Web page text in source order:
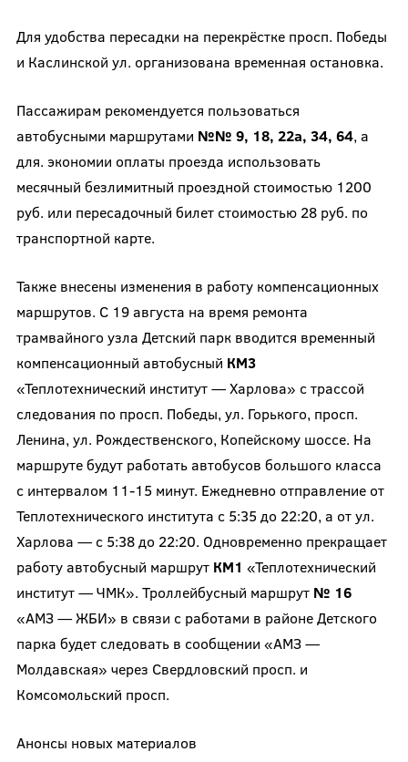
Для удобства пересадки на перекрёстке просп. Победы
и Каслинской ул. организована временная остановка.
Пассажирам рекомендуется пользоваться
автобусными маршрутами №№ 9, 18, 22а, 34, 64, а
для. экономии оплаты проезда использовать
месячный безлимитный проездной стоимостью 1200
руб. или пересадочный билет стоимостью 28 руб. по
транспортной карте.
Также внесены изменения в работу компенсационных
маршрутов. С 19 августа на время ремонта
трамвайного узла Детский парк вводится временный
компенсационный автобусный КМ3
«Теплотехнический институт — Харлова» с трассой
следования по просп. Победы, ул. Горького, просп.
Ленина, ул. Рождественского, Копейскому шоссе. На
маршруте будут работать автобусов большого класса
с интервалом 11-15 минут. Ежедневно отправление от
Теплотехнического института с 5:35 до 22:20, а от ул.
Харлова — с 5:38 до 22:20. Одновременно прекращает
работу автобусный маршрут КМ1 «Теплотехнический
институт — ЧМК». Троллейбусный маршрут № 16
«АМЗ — ЖБИ» в связи с работами в районе Детского
парка будет следовать в сообщении «АМЗ —
Молдавская» через Свердловский просп. и
Комсомольский просп.
Анонсы новых материалов